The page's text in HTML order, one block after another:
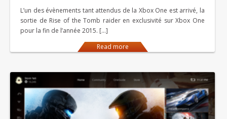
L’un des évènements tant attendus de la Xbox One est arrivé, la
sortie de Rise of the Tomb raider en exclusivité sur Xbox One
pour la fin de l’année 2015. […]
Read more